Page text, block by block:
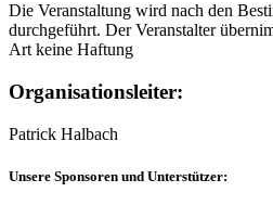
Die Veranstaltung wird nach den
durchgeführt. Der Veranstalter
Art keine Haftung
Organisationsleiter:
Patrick Halbach
Unsere Sponsoren und Unterstützer: